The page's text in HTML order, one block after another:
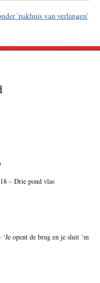
'pakhuis van verlangen'
– Drie pond vlas
opent de brug en je sluit ‘m